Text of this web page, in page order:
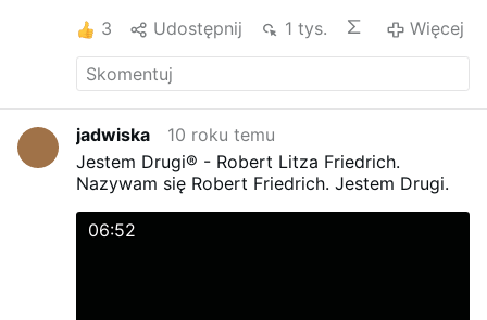
3 Udostępnij 1 tys. Więcej
jadwiska
10 roku temu
Jestem Drugi® - Robert Litza Friedrich.
Nazywam się Robert Friedrich. Jestem Drugi.
06:52